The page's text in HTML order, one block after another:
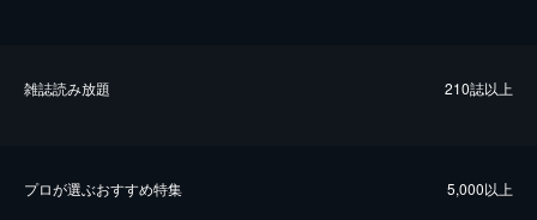
雑誌読み放題 210誌以上
プロが選ぶおすすめ特集 5,000以上